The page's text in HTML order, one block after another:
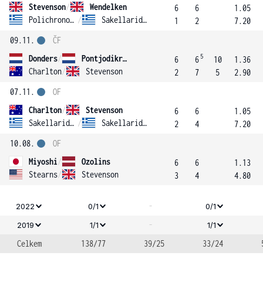
Stevenson/
Wendelken
Polichronopoulos / Sakellaridis
6
1
6
2
1.05
7.20
09.11.
Donders/
Pontjodikromo
Charlton/ Stevenson
ČF
6
2
6 5
7
10
5
1.36
2.90
07.11.
Charlton/
Stevenson
Sakellaridis / Sakellaridis
OF
6
2
6
4
1.05
7.20
10.08.
Miyoshi/
Ozolins
Stearns/ Stevenson
OF
6
3
6
4
1.13
4.80
2022 0/1 -
0/1
2019
1/1 - 1/1
Celkem 138/77 39/25 33/24